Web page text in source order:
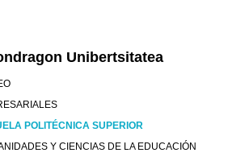
Unibertsitatea
POLITÉCNICA SUPERIOR
Y CIENCIAS DE LA EDUCACIÓN